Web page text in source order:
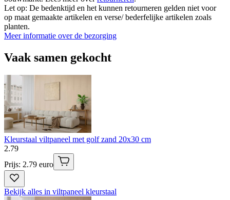
Let op: De bedenktijd en het kunnen retourneren gelden niet voor
op maat gemaakte artikelen en verse/ bederfelijke artikelen zoals
planten.
Meer informatie over de bezorging
Vaak samen gekocht
Kleurstaal viltpaneel met golf zand 20x30 cm
2.79
Prijs: 2.79 euro
Bekijk alles in viltpaneel kleurstaal